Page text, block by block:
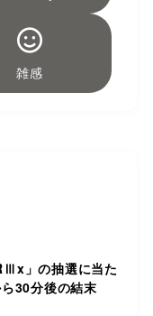
雑感
」の抽選に当た
30分後の結末